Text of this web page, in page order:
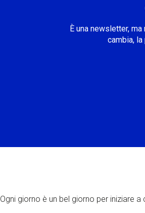
È una newsletter,
cambia,
Ogni giorno è un bel giorno per iniziare